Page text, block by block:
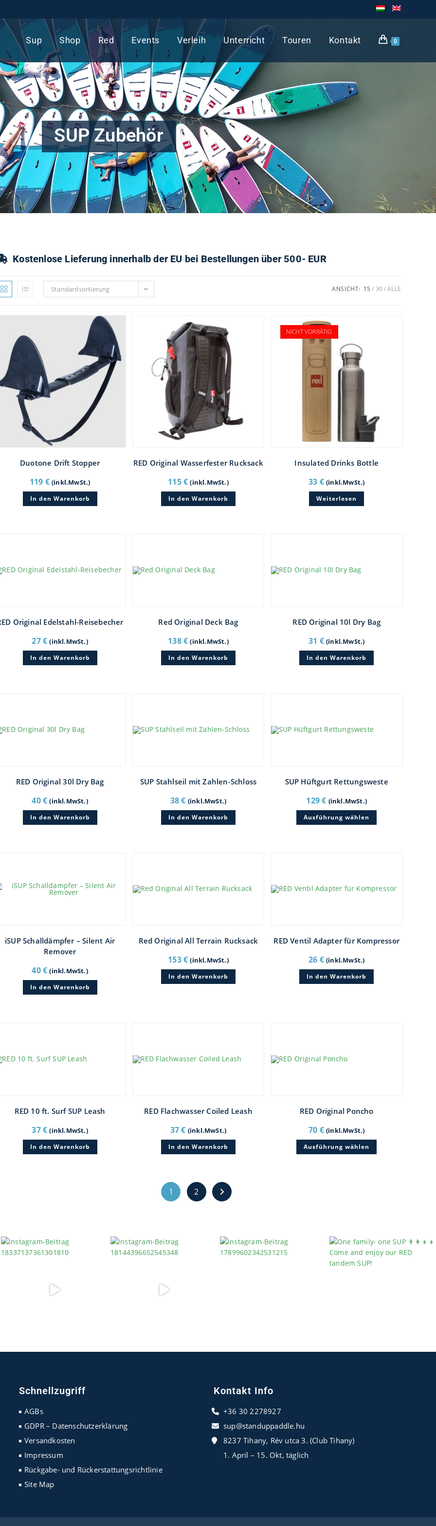
Sup Shop Red Events Verleih Unterricht Touren Kontakt 0
SUP Zubehör
Kostenlose Lieferung innerhalb der EU bei Bestellungen über 500- EUR
Standardsortierung ANSICHT: 15 30 ALLE
Duotone Drift Stopper
119 € (inkl.MwSt.)
In den Warenkorb
RED Original Wasserfester Rucksack
115€ (inkl.MwSt.)
In den Warenkorb
NICHT VORRÄTIG
Insulated Drinks Bottle
33 € (inkl.MwSt.)
Weiterlesen
Original Edelstahl-Reisebecher
27€ (inkl.MwSt.)
In den Warenkorb
Red Original Deck Bag
138€ (inkl.MwSt.)
In den Warenkorb
RED Original 10l Dry Bag
31 € (inkl.MwSt.)
In den Warenkorb
RED Original 30l Dry Bag
40€ (inkl.MwSt.)
In den Warenkorb
SUP Stahlseil mit Zahlen-Schloss
38€ (inkl.MwSt.)
In den Warenkorb
SUP Hüftgurt Rettungsweste
129€ (inkl.MwSt.)
Ausführung wählen Dieses
weist
Produktseite
iSUP Schalldämpfer – Silent Air
Remover
40€ (inkl.MwSt.)
In den Warenkorb
Red Original All Terrain Rucksack
153€ (inkl.MwSt.)
In den Warenkorb
RED Ventil Adapter für Kompressor
26 € (inkl.MwSt.)
In den Warenkorb
RED 10 ft. Surf SUP Leash
37€ (inkl.MwSt.)
In den Warenkorb
RED Flachwasser Coiled Leash
37€ (inkl.MwSt.)
In den Warenkorb
RED Original Poncho
70 € (inkl.MwSt.)
Ausführung wählen Dieses
weist
1 2
Schnellzugriff
AGBs
GDPR – Datenschutzerklärung
Versandkosten
Impressum
Rückgabe- und Rückerstattungsrichtlinie
Site Map
Kontakt Info
+36 30 2278927
sup@standuppaddle.hu
8237 Tihany, Rév utca 3. (Club Tihany)
1. April – 15. Okt, täglich